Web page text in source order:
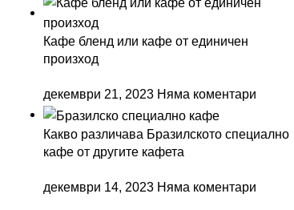
Кафе бленд или кафе от единичен
произход
декември 21, 2023 Няма коментари
Какво различава Бразилското специално
кафе от другите кафета
декември 14, 2023 Няма коментари